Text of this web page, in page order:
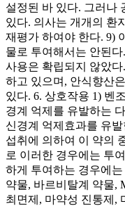
설정된 바 있다. 그러나
있다. 의사는 개개의 환
재평가 하여야 한다. 9)
물로 투여해서는 안된
사용은 확립되지 않았
하고 있으며, 안식향산
있다. 6. 상호작용 1) 벤
경계 억제를 유발하는
신경계 억제효과를 유
섭취에 의하여 이 약의
로 이러한 경우에는 투
하게 투여하는 경우에
약물, 바르비탈계 약물,
최면제, 마약성 진통제,